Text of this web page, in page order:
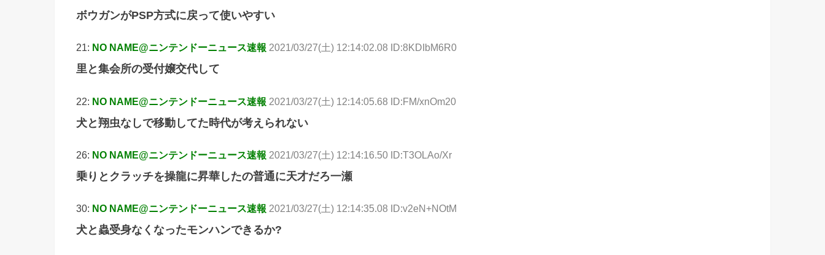
ボウガンがPSP方式に戻って使いやすい
21: NO NAME@ニンテンドーニュース速報 2021/03/27(土) 12:14:02.08 ID:8KDIbM6R0
里と集会所の受付嬢交代して
22: NO NAME@ニンテンドーニュース速報 2021/03/27(土) 12:14:05.68 ID:FM/xnOm20
犬と翔虫なしで移動してた時代が考えられない
26: NO NAME@ニンテンドーニュース速報 2021/03/27(土) 12:14:16.50 ID:T3OLAo/Xr
乗りとクラッチを操龍に昇華したの普通に天才だろ一瀬
30: NO NAME@ニンテンドーニュース速報 2021/03/27(土) 12:14:35.08 ID:v2eN+NOtM
犬と蟲受身なくなったモンハンできるか?